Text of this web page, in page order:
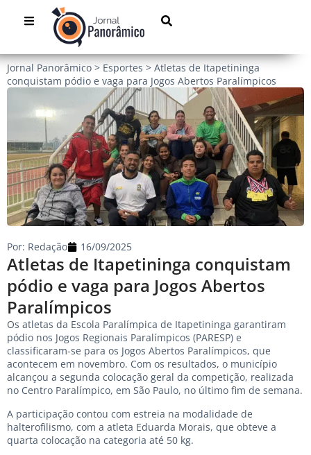
Jornal Panorâmico > Esportes > Atletas de Itapetininga
conquistam pódio e vaga para Jogos Abertos Paralímpicos
Atletas de Itapetininga conquistam
pódio e vaga para Jogos Abertos
Paralímpicos
Por: Redação 16/09/2025
Os atletas da Escola Paralímpica de Itapetininga garantiram
pódio nos Jogos Regionais Paralímpicos (PARESP) e
classificaram-se para os Jogos Abertos Paralímpicos, que
acontecem em novembro. Com os resultados, o município
alcançou a segunda colocação geral da competição, realizada
no Centro Paralímpico, em São Paulo, no último fim de semana.
A participação contou com estreia na modalidade de
halterofilismo, com a atleta Eduarda Morais, que obteve a
quarta colocação na categoria até 50 kg.